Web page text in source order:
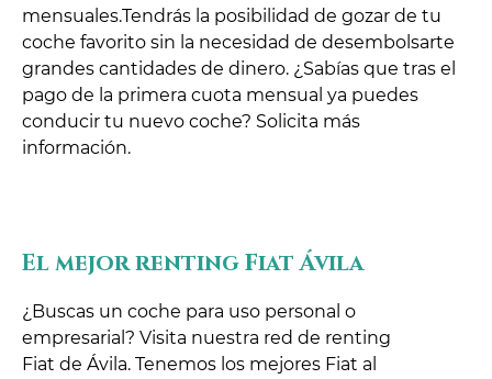
mensuales.Tendrás la posibilidad de gozar de tu
coche favorito sin la necesidad de desembolsarte
grandes cantidades de dinero. ¿Sabías que tras el
pago de la primera cuota mensual ya puedes
conducir tu nuevo coche? Solicita más
información.
El mejor renting Fiat Ávila
¿Buscas un coche para uso personal o
empresarial? Visita nuestra red de renting
Fiat de Ávila. Tenemos los mejores Fiat al